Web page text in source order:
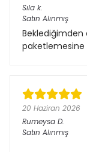
Sıla k.
Satın Alınmış
paketlemesine
20 Haziran 2026
Rumeysa D.
Satın Alınmış